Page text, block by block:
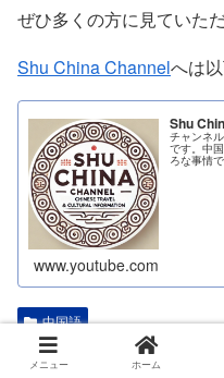
ぜひ多くの方に見ていた
Shu China Channelへは
Shu
チャンネ
です。中
ろな事情
国に行っ
www.youtube.com
中国語
メニュー ホーム